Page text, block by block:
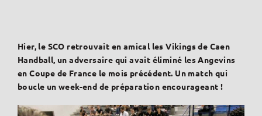
Hier, le SCO retrouvait en amical les Vikings de Caen
Handball, un adversaire qui avait éliminé les Angevins
en Coupe de France le mois précédent. Un match qui
boucle un week-end de préparation encourageant !